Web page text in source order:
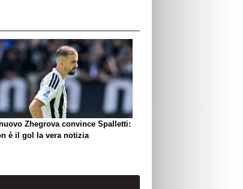
Zhegrova convince Spalletti:
è il gol la vera notizia